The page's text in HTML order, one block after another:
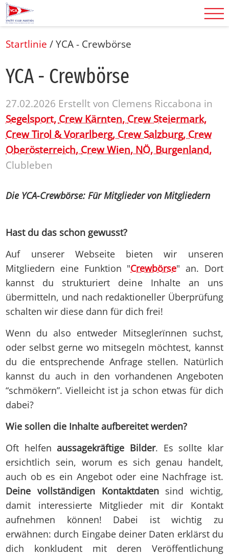
Startlinie /YCA - Crewbörse
YCA - Crew­bör­se
27.02.2026 Erstellt von Clemens Riccabona in
Segelsport, Crew Kärnten, Crew Steiermark,
Crew Tirol & Vorarlberg, Crew Salzburg, Crew
Oberösterreich, Crew Wien, NÖ, Burgenland,
Clubleben
Die YCA-Crewbörse: Für Mitglieder von Mitgliedern
Hast du das schon gewusst?
Auf unserer Webseite bieten wir unseren
Mitgliedern eine Funktion "Crewbörse" an. Dort
kannst du strukturiert deine Inhalte an uns
übermitteln, und nach redaktioneller Überprüfung
schalten wir diese dann für dich frei!
Wenn du also entweder Mitseglerïnnen suchst,
oder selbst gerne wo mitsegeln möchtest, kannst
du die entsprechende Anfrage stellen. Natürlich
kannst du auch in den vorhandenen Angeboten
“schmökern”. Vielleicht ist ja schon etwas für dich
dabei?
Wie sollen die Inhalte aufbereitet werden?
Oft helfenaussagekräftige Bilder. Es sollte klar
ersichtlich sein, worum es sich genau handelt,
auch ob es ein Angebot oder eine Nachfrage ist.
Deine vollständigen Kontaktdatensind wichtig,
damit interessierte Mitglieder mit dir Kontakt
aufnehmen können! Dabei ist wichtig zu
erwähnen: durch Eingabe deiner Daten erklärst du
dich konkludent mit deren Veröffentlichung